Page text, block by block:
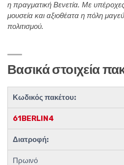
η πραγματική Βενετία. Με
μουσεία και αξιοθέατα η πόλη
πολιτισμού.
Βασικά στοιχεία
Κωδικός πακέτου:
61BERLIN4
Διατροφή:
Πρωινό